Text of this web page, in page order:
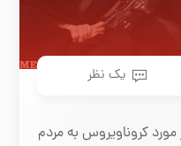
یک نظر
کروناویروس به مردم